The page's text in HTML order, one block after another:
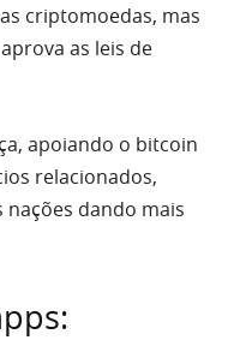
criptomoedas, mas
as leis de
apoiando o bitcoin
relacionados,
dando mais